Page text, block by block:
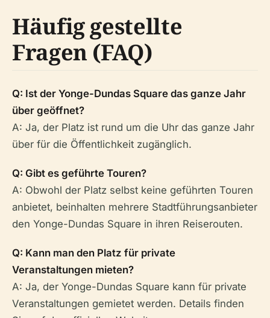
Häufig gestellte
Fragen (FAQ)
Q: Ist der Yonge-Dundas Square das ganze Jahr
über geöffnet?
A: Ja, der Platz ist rund um die Uhr das ganze Jahr
über für die Öffentlichkeit zugänglich.
Q: Gibt es geführte Touren?
A: Obwohl der Platz selbst keine geführten Touren
anbietet, beinhalten mehrere Stadtführungsanbieter
den Yonge-Dundas Square in ihren Reiserouten.
Q: Kann man den Platz für private
Veranstaltungen mieten?
A: Ja, der Yonge-Dundas Square kann für private
Veranstaltungen gemietet werden. Details finden